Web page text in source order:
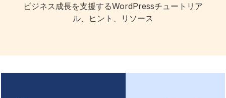
ビジネス成長を支援するWordPressチュートリア
ル、ヒント、リソース